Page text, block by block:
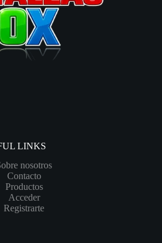
LINKS
nosotros
Contacto
Productos
Acceder
Registrarte